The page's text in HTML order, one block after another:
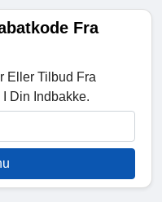
Fra
Eller Tilbud Fra
Din Indbakke.